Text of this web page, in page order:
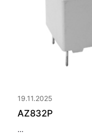
19.11.2025
AZ832P
...